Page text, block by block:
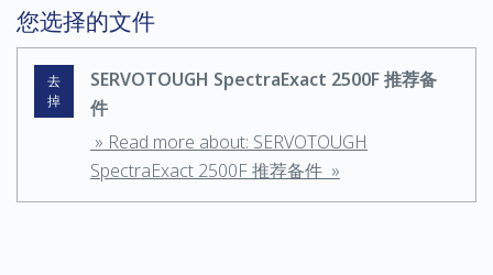
您选择的文件
去
掉
SERVOTOUGH SpectraExact 2500F 推荐备
件
» Read more about: SERVOTOUGH
SpectraExact 2500F 推荐备件 »